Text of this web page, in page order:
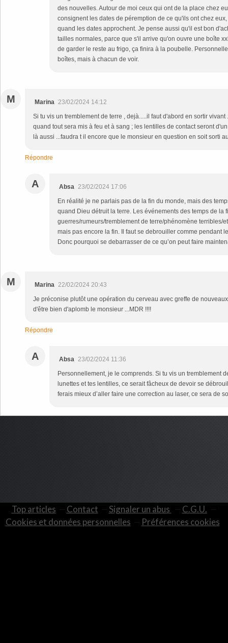
des nouvelles. Autour de moi ceux qui ont de la place chez
consignent les dates de péremption de ce qu'ils ont chez
quand les dates approchent. Je pense aussi qu'il est bon
tailles normales, parce que s'il arrive qu'on ouvre une boîte
de garder le reste au frigo, ça finira à la poubelle.
boîtes, mais à chacun de voir.
M Marina 23/02/2024 14:12
Si tu vis un tremblement de terre , dejà.....il faut d'abord en sortir vivant
quand tout sera mis à feu et à sang ; les lentilles de contact seront
là aussi ...faudra t il encore que le monsieur en question en soit sorti
Répondre
A Absa 23/02/2024 17:06
En réalité je ne parlais pas de la fin du monde, mais des
quand Dieu détruit la terre. Les événements des temps de la
guerres/rumeurs/tremblement de terre/phénomène terribles/
mais pas encore la fin. Il faut se debrouiller comme pendant
Donc pourquoi se debarrasser de ce qu’on peut faire
M Marina 22/02/2024 20:43
Je préconise plutôt une opération du cerveau avec greffe de
d'être bien d'aplomb le monsieur ...MDR !!!!
Répondre
A Absa 23/02/2024 11:36
Personnellement, je le comprends. Si tu vis un tremblement
lunettes et tes lentilles, ce serait fâcheux de devoir se
ferais mieux d’aller faire une correction au laser, ce sera de
Top articles Contact Signaler un abus
C.G.U.
Cookies et données personnelles
Préférences cookies